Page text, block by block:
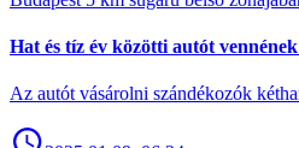
Hat és tíz év közötti autót
Az autót vásárolni szándékozók